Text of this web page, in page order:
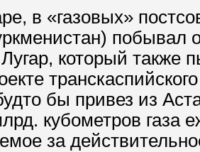
в «газовых»
побывал
который также
бы привез из
кубометров газа
за